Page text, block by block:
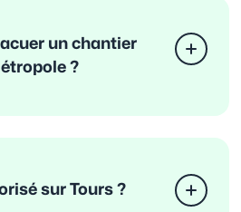
un chantier
?
sur Tours ?